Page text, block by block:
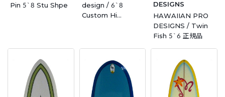
Pin 5`8 Stu Shpe
design / 6`8
Custom Hi
DESIGNS
HAWAIIAN PRO
DESIGNS / Twin
Fish 5`6 正規品